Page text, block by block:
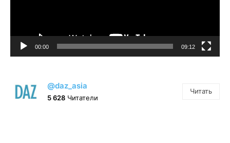
00:00 09:12
@daz_asia
5 628 Читатели
Читать